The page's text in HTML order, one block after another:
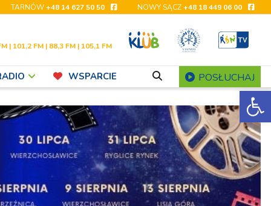
TARNÓW+48 14 627 50 50 NOWY SĄCZ+48 18 449 06 00
| 101,2 FM | 88,3 FM | 105,1 FM
WSPARCIE POSŁUCHAJ